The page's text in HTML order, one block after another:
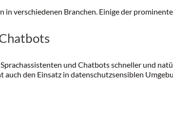
in verschiedenen Branchen. Einige der
und Chatbots schneller und
den Einsatz in datenschutzsensiblen